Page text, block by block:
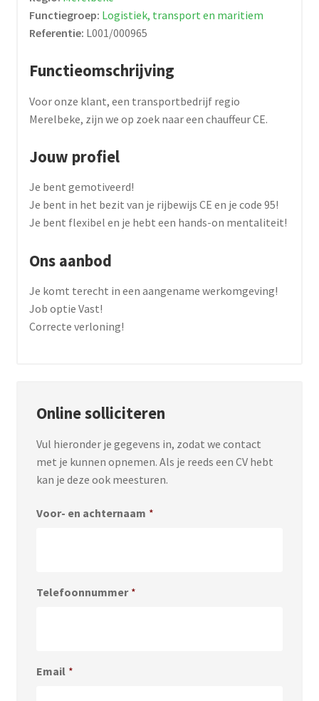
Functiegroep: Logistiek, transport en maritiem
Referentie: L001/000965
Functieomschrijving
Voor onze klant, een transportbedrijf regio
Merelbeke, zijn we op zoek naar een chauffeur CE.
Jouw profiel
Je bent gemotiveerd!
Je bent in het bezit van je rijbewijs CE en je code 95!
Je bent flexibel en je hebt een hands-on mentaliteit!
Ons aanbod
Je komt terecht in een aangename werkomgeving!
Job optie Vast!
Correcte verloning!
Online solliciteren
Vul hieronder je gegevens in, zodat we contact
met je kunnen opnemen. Als je reeds een CV hebt
kan je deze ook meesturen.
Voor- en achternaam *
Telefoonnummer *
Email *